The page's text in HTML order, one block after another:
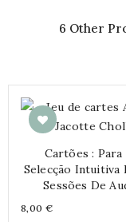
6 Other
Cartões : Para
Selecção Intuitiva
Sessões De
Price
8,00 €